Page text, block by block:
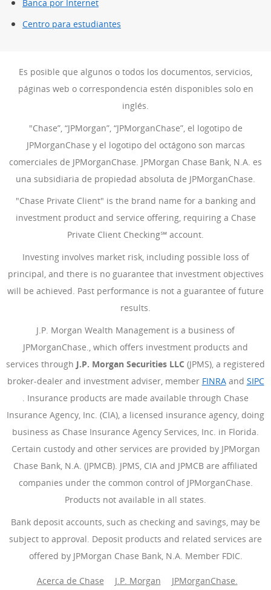
Banca por Internet
Centro para estudiantes
Es posible que algunos o todos los documentos, servicios,
páginas web o correspondencia estén disponibles solo en
inglés.
"Chase”, “JPMorgan”, “JPMorganChase”, el logotipo de
JPMorganChase y el logotipo del octágono son marcas
comerciales de JPMorganChase. JPMorgan Chase Bank, N.A. es
una subsidiaria de propiedad absoluta de JPMorganChase.
"Chase Private Client" is the brand name for a banking and
investment product and service offering, requiring a Chase
Private Client Checking℠ account.
Investing involves market risk, including possible loss of
principal, and there is no guarantee that investment objectives
will be achieved. Past performance is not a guarantee of future
results.
J.P. Morgan Wealth Management is a business of
JPMorganChase., which offers investment products and
services through J.P. Morgan Securities LLC (JPMS), a registered
broker-dealer and investment adviser, member FINRA(Se abre
and SIPC
(Se abre en superposición)
. Insurance products are made available through Chase
Insurance Agency, Inc. (CIA), a licensed insurance agency, doing
business as Chase Insurance Agency Services, Inc. in Florida.
Certain custody and other services are provided by JPMorgan
Chase Bank, N.A. (JPMCB). JPMS, CIA and JPMCB are affiliated
companies under the common control of JPMorganChase.
Products not available in all states.
Bank deposit accounts, such as checking and savings, may be
subject to approval. Deposit products and related services are
offered by JPMorgan Chase Bank, N.A. Member FDIC.
Acerca de Chase J.P. Morgan (Se abre en superposición)
JPMorganChase.